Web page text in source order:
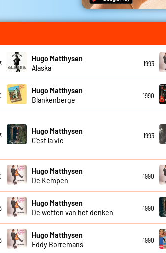
Hugo Matthysen
Alaska
1993
Hugo Matthysen
Blankenberge
1990
Hugo Matthysen
C'est la vie
1993
Hugo Matthysen
De Kempen
1990
Hugo Matthysen
De wetten van het denken
1990
Hugo Matthysen
Eddy Borremans
1990